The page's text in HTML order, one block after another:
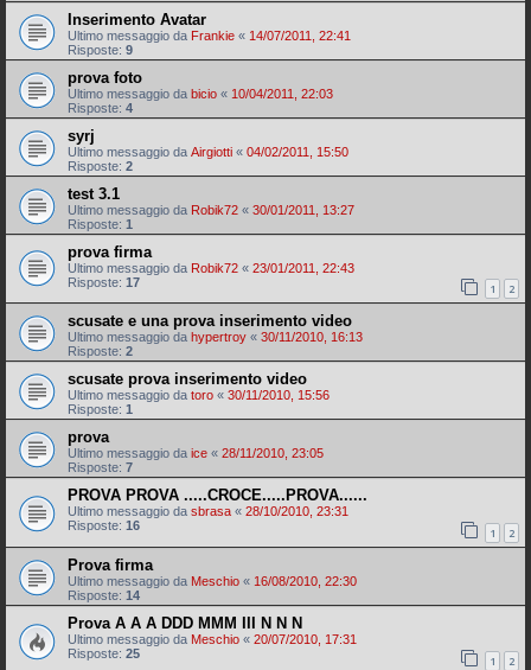
Inserimento Avatar
Ultimo messaggio da Frankie « 14/07/2011, 22:41
Risposte: 9
prova foto
Ultimo messaggio da bicio « 10/04/2011, 22:03
Risposte: 4
syrj
Ultimo messaggio da Airgiotti « 04/02/2011, 15:50
Risposte: 2
test 3.1
Ultimo messaggio da Robik72 « 30/01/2011, 13:27
Risposte: 1
prova firma
Ultimo messaggio da Robik72 « 23/01/2011, 22:43
Risposte: 17 1 2
scusate e una prova inserimento video
Ultimo messaggio da hypertroy « 30/11/2010, 16:13
Risposte: 2
scusate prova inserimento video
Ultimo messaggio da toro « 30/11/2010, 15:56
Risposte: 1
prova
Ultimo messaggio da ice « 28/11/2010, 23:05
Risposte: 7
PROVA PROVA .....CROCE.....PROVA......
Ultimo messaggio da sbrasa « 28/10/2010, 23:31
Risposte: 16 1 2
Prova firma
Ultimo messaggio da Meschio « 16/08/2010, 22:30
Risposte: 14
Prova A A A DDD MMM III N N N
Ultimo messaggio da Meschio « 20/07/2010, 17:31
Risposte: 25 1 2